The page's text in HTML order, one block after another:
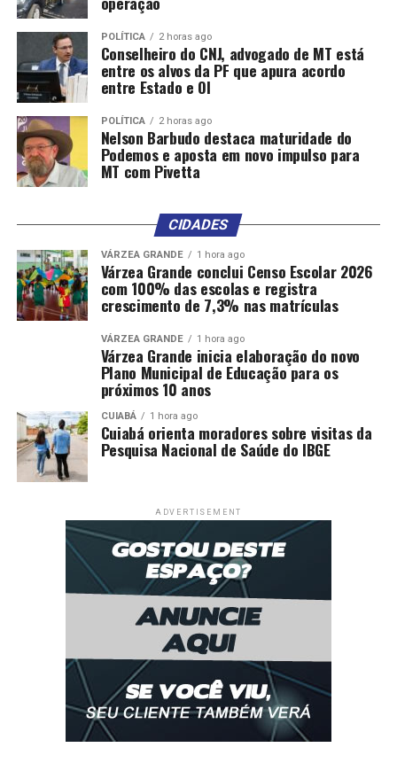
POLÍTICA 2 horas ago
Conselheiro do CNJ, advogado de MT está
entre os alvos da PF que apura acordo
entre Estado e OI
POLÍTICA 2 horas ago
Nelson Barbudo destaca maturidade do
Podemos e aposta em novo impulso para
MT com Pivetta
CIDADES
VÁRZEA GRANDE 1 hora ago
Várzea Grande conclui Censo Escolar 2026
com 100% das escolas e registra
crescimento de 7,3% nas matrículas
VÁRZEA GRANDE 1 hora ago
Várzea Grande inicia elaboração do novo
Plano Municipal de Educação para os
próximos 10 anos
CUIABÁ 1 hora ago
Cuiabá orienta moradores sobre visitas da
Pesquisa Nacional de Saúde do IBGE
ADVERTISEMENT